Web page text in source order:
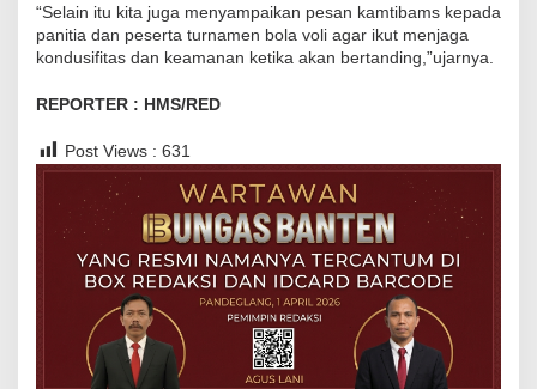
e
n
a
V
o
l
i
“Selain itu kita juga menyampaikan pesan kamtibams kepada
panitia dan peserta turnamen bola voli agar ikut menjaga
kondusifitas dan keamanan ketika akan bertanding,”ujarnya.
REPORTER : HMS/RED
Post Views : 631